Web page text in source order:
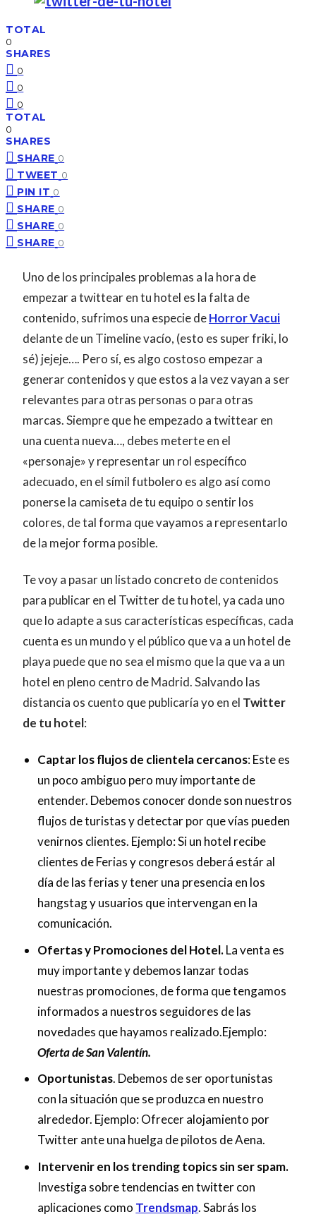
TOTAL
0
SHARES
0
0
0
TOTAL
0
SHARES
SHARE 0
TWEET 0
PIN IT 0
SHARE 0
SHARE 0
SHARE 0
Uno de los principales problemas a la hora de
empezar a twittear en tu hotel es la falta de
contenido, sufrimos una especie deHorror Vacui
delante de un Timeline vacío, (esto es super friki, lo
sé) jejeje…. Pero sí, es algo costoso empezar a
generar contenidos y que estos a la vez vayan a ser
relevantes para otras personas o para otras
marcas. Siempre que he empezado a twittear en
una cuenta nueva…, debes meterte en el
«personaje» y representar un rol específico
adecuado, en el símil futbolero es algo así como
ponerse la camiseta de tu equipo o sentir los
colores, de tal forma que vayamos a representarlo
de la mejor forma posible.
Te voy a pasar un listado concreto de contenidos
para publicar en el Twitter de tu hotel, ya cada uno
que lo adapte a sus características específicas, cada
cuenta es un mundo y el público que va a un hotel de
playa puede que no sea el mismo que la que va a un
hotel en pleno centro de Madrid. Salvando las
distancia os cuento que publicaría yo en el Twitter
de tu hotel:
Captar los flujos de clientela cercanos: Este es
un poco ambiguo pero muy importante de
entender. Debemos conocer donde son nuestros
flujos de turistas y detectar por que vías pueden
venirnos clientes. Ejemplo: Si un hotel recibe
clientes de Ferias y congresos deberá estár al
día de las ferias y tener una presencia en los
hangstag y usuarios que intervengan en la
comunicación.
Ofertas y Promociones del Hotel.La venta es
muy importante y debemos lanzar todas
nuestras promociones, de forma que tengamos
informados a nuestros seguidores de las
novedades que hayamos realizado.Ejemplo:
Oferta de San Valentín.
Oportunistas. Debemos de ser oportunistas
con la situación que se produzca en nuestro
alrededor. Ejemplo: Ofrecer alojamiento por
Twitter ante una huelga de pilotos de Aena.
Intervenir en los trending topics sin ser spam.
Investiga sobre tendencias en twitter con
aplicaciones como Trendsmap. Sabrás los